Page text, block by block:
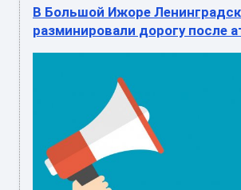
В Большой Ижоре
разминировали дорогу после